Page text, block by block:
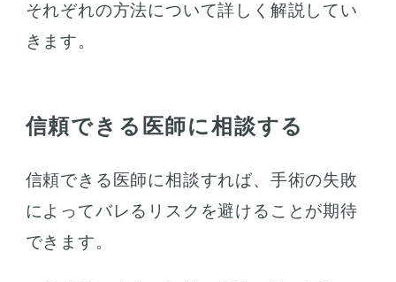
それぞれの方法について詳しく解説してい
きます。
信頼できる医師に相談する
信頼できる医師に相談すれば、手術の失敗
によってバレるリスクを避けることが期待
できます。